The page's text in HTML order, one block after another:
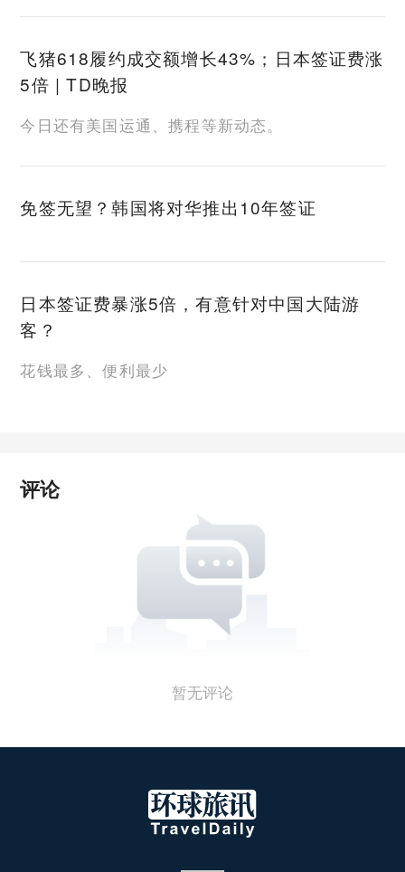
飞猪618履约成交额增长43%；日本签证费涨
5倍 | TD晚报
今日还有美国运通、携程等新动态。
免签无望？韩国将对华推出10年签证
日本签证费暴涨5倍，有意针对中国大陆游
客？
花钱最多、便利最少
评论
暂无评论